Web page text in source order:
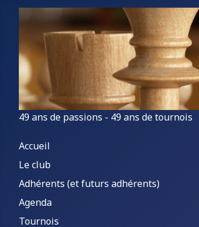
49 ans de passions - 49 ans de tournois
Accueil
Le club
Adhérents (et futurs adhérents)
Agenda
Tournois